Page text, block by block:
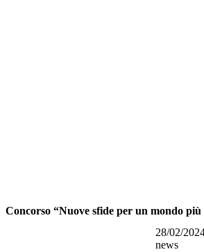
Concorso “Nuove sfide per un mondo più
28/02/
news